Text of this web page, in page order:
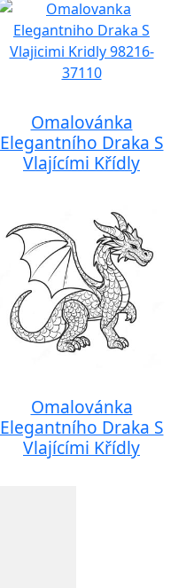
Omalovánka
Elegantního Draka S
Vlajícími Křídly
Omalovánka
Elegantního Draka S
Vlajícími Křídly